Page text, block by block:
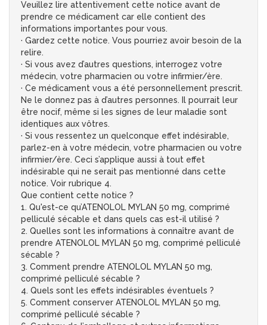
Veuillez lire attentivement cette notice avant de
prendre ce médicament car elle contient des
informations importantes pour vous.
· Gardez cette notice. Vous pourriez avoir besoin de la
relire.
· Si vous avez d’autres questions, interrogez votre
médecin, votre pharmacien ou votre infirmier/ère.
· Ce médicament vous a été personnellement prescrit.
Ne le donnez pas à d’autres personnes. Il pourrait leur
être nocif, même si les signes de leur maladie sont
identiques aux vôtres.
· Si vous ressentez un quelconque effet indésirable,
parlez-en à votre médecin, votre pharmacien ou votre
infirmier/ère. Ceci s’applique aussi à tout effet
indésirable qui ne serait pas mentionné dans cette
notice. Voir rubrique 4.
Que contient cette notice ?
1. Qu'est-ce qu’ATENOLOL MYLAN 50 mg, comprimé
pelliculé sécable et dans quels cas est-il utilisé ?
2. Quelles sont les informations à connaître avant de
prendre ATENOLOL MYLAN 50 mg, comprimé pelliculé
sécable ?
3. Comment prendre ATENOLOL MYLAN 50 mg,
comprimé pelliculé sécable ?
4. Quels sont les effets indésirables éventuels ?
5. Comment conserver ATENOLOL MYLAN 50 mg,
comprimé pelliculé sécable ?